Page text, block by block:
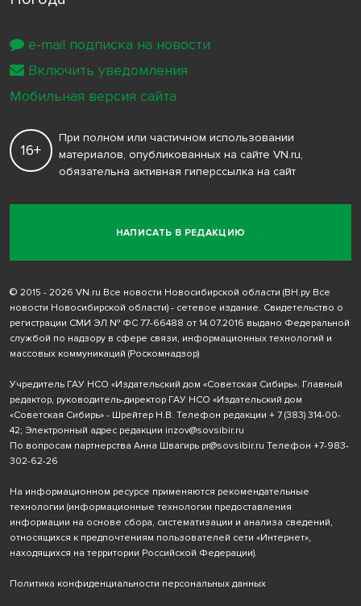
НАПИСАТЬ В РЕДАКЦИЮ
16+
При полном или частичном использовании
материалов, опубликованных на сайте VN.ru,
обязательна активная гиперссылка на сайт
© 2015 - 2026 VN.ru Все новости Новосибирской области (ВН.ру Все
новости Новосибирской области) - сетевое издание. Свидетельство о
регистрации СМИ ЭЛ № ФС 77-66488 от 14.07.2016 выдано Федеральной
службой по надзору в сфере связи, информационных технологий и
массовых коммуникаций (Роскомнадзор)
Учредитель ГАУ НСО «Издательский дом «Советская Сибирь». Главный
редактор, руководитель-директор ГАУ НСО «Издательский дом
«Советская Сибирь» - Шрейтер Н.В. Телефон редакции + 7 (383) 314-00-
42; Электронный адрес редакции inzov@sovsibir.ru
По вопросам партнерства Анна Швагирь pr@sovsibir.ru Телефон +7-983-
302-62-26
На информационном ресурсе применяются рекомендательные
технологии (информационные технологии предоставления
информации на основе сбора, систематизации и анализа сведений,
относящихся к предпочтениям пользователей сети «Интернет»,
находящихся на территории Российской Федерации).
Политика конфиденциальности персональных данных
e-mail подписка на новости
Включить уведомления
Мобильная версия сайта